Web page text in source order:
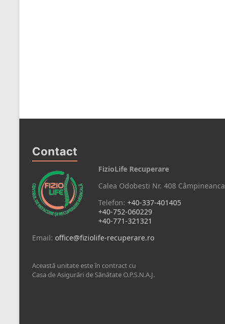
Contact
FizioLife Recuperare
Calea Odobesti Nr. 408 Câmpineanca
Telefon: +40-337-401405
+40-752-060229
+40-771-321321
Email: office@fiziolife-recuperare.ro
Această unitate este în contract cu
Casa de Asigurări de Sănătate O.P.S.N.A.J.